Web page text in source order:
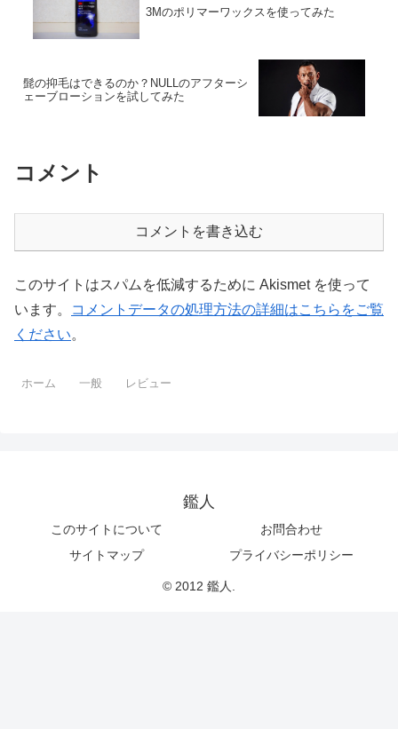
3Mのポリマーワックスを使ってみた
髭の抑毛はできるのか？NULLのアフターシ
ェーブローションを試してみた
コメント
コメントを書き込む
このサイトはスパムを低減するために Akismet を使って
います。
コメントデータの処理方法の詳細はこちらをご覧
ください。
ホーム 一般 レビュー
鑑人
このサイトについて
お問合わせ
サイトマップ
プライバシーポリシー
© 2012 鑑人.